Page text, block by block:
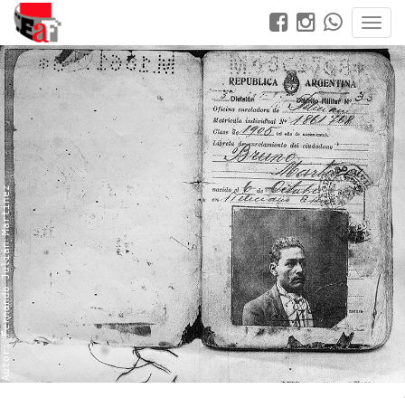
Autor: Fernando Julián Martinez